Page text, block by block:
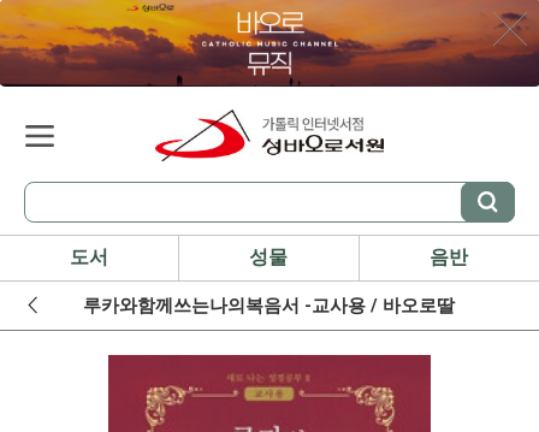
도서 성물 음반
루카와함께쓰는나의복음서 -교사용 / 바오로딸